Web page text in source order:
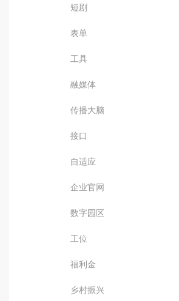
短剧
表单
工具
融媒体
传播大脑
接口
自适应
企业官网
数字园区
工位
福利金
乡村振兴